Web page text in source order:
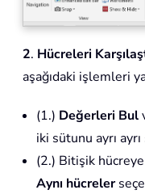
2. Hücreleri
aşağıdaki işlemleri
(1.) Değerleri Bul
iki sütunu ayrı
(2.) Bitişik
Aynı hücreler